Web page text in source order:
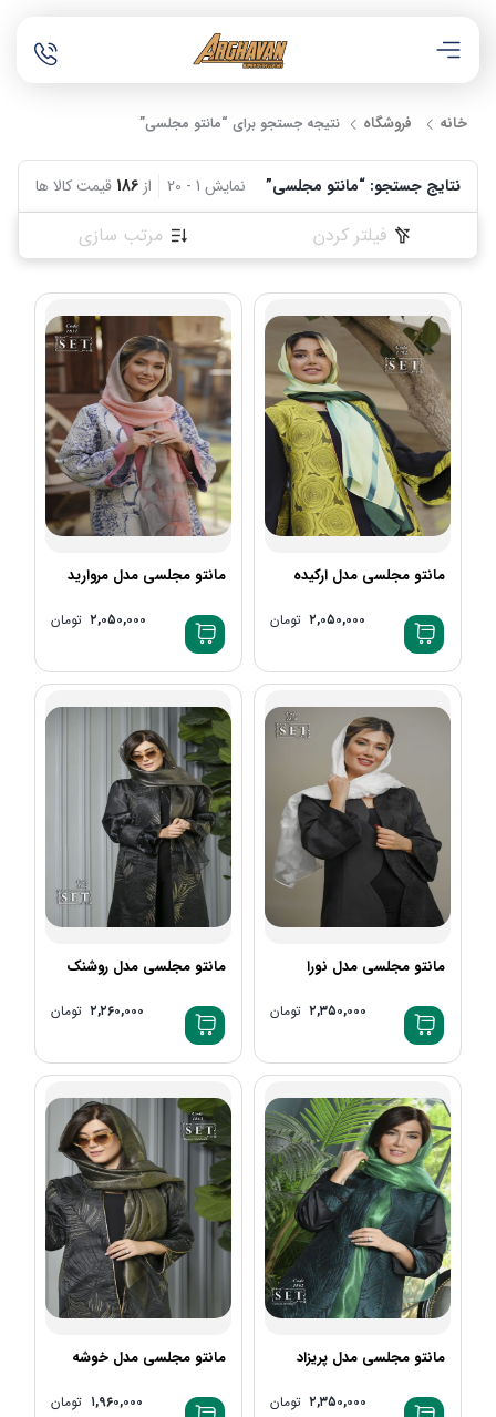
خانه فروشگاه نتیجه جستجو برای “مانتو مجلسی”
نتایج جستجو: “مانتو مجلسی” نمایش 1
-
20 از 186 قیمت کالا ها
فیلتر کردن مرتب سازی
مانتو مجلسی مدل ارکیده
۲,۰۵۰,۰۰۰ تومان
مانتو مجلسی مدل مروارید
۲,۰۵۰,۰۰۰ تومان
مانتو مجلسی مدل نورا
۲,۳۵۰,۰۰۰ تومان
مانتو مجلسی مدل روشنک
۲,۲۶۰,۰۰۰ تومان
+1
مانتو مجلسی مدل پریزاد
۲,۳۵۰,۰۰۰ تومان
مانتو مجلسی مدل خوشه
۱,۹۶۰,۰۰۰ تومان